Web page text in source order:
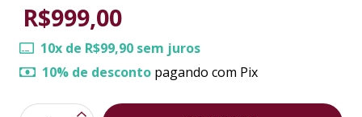
R$999,00
10x de R$99,90 sem juros
10% de desconto pagando com Pix